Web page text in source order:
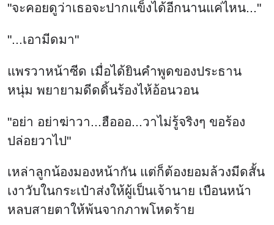
"จะคอยดูว่าเธอจะปากแข็งได้อีกนานแค่ไหน..."
"...เอามีดมา"
แพรวาหน้าซีด เมื่อได้ยินคำพูดของประธาน
หนุ่ม พยายามดีดดิ้นร้องไห้อ้อนวอน
"อย่า อย่าฆ่าวา...ฮือออ...วาไม่รู้จริงๆ ขอร้อง
ปล่อยวาไป"
เหล่าลูกน้องมองหน้ากัน แต่ก็ต้องยอมล้วงมีดสั้น
เงาวับในกระเป๋าส่งให้ผู้เป็นเจ้านาย เบือนหน้า
หลบสายตาให้พ้นจากภาพโหดร้าย